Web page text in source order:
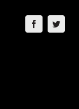
FacebookTwitter